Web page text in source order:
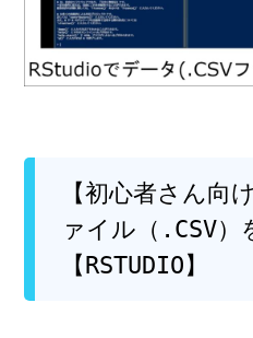
【初心者さん向
ァイル（.CSV）
【RSTUDIO】